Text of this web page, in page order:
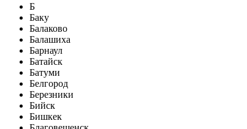
Б
Баку
Балаково
Балашиха
Барнаул
Батайск
Батуми
Белгород
Березники
Бийск
Бишкек